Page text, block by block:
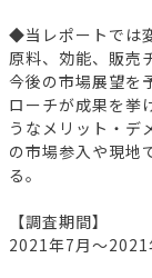
◆当レポートでは
原料、効能、販売
今後の市場展望を
ローチが成果を挙
うなメリット・デ
の市場参入や現地
る。
【調査期間】
2021年7月～2021